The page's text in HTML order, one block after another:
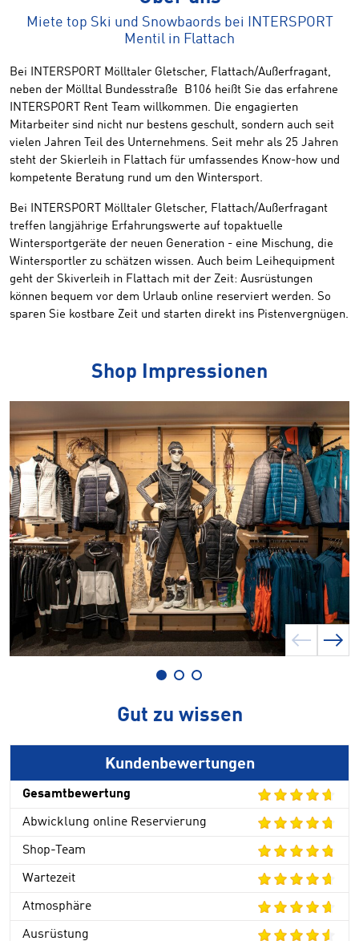
Miete top Ski und Snowbaords bei INTERSPORT
Mentil in Flattach
Bei INTERSPORT Mölltaler Gletscher, Flattach/Außerfragant,
neben der Mölltal Bundesstraße B106 heißt Sie das erfahrene
INTERSPORT Rent Team willkommen. Die engagierten
Mitarbeiter sind nicht nur bestens geschult, sondern auch seit
vielen Jahren Teil des Unternehmens. Seit mehr als 25 Jahren
steht der Skierleih in Flattach für umfassendes Know-how und
kompetente Beratung rund um den Wintersport.
Bei INTERSPORT Mölltaler Gletscher, Flattach/Außerfragant
treffen langjährige Erfahrungswerte auf topaktuelle
Wintersportgeräte der neuen Generation - eine Mischung, die
Wintersportler zu schätzen wissen. Auch beim Leihequipment
geht der Skiverleih in Flattach mit der Zeit: Ausrüstungen
können bequem vor dem Urlaub online reserviert werden. So
sparen Sie kostbare Zeit und starten direkt ins Pistenvergnügen.
Shop Impressionen
Gut zu wissen
Kundenbewertungen
Gesamtbewertung
Abwicklung online Reservierung
Shop-Team
Wartezeit
Atmosphäre
Ausrüstung